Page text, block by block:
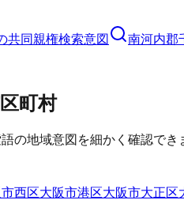
共同親権検索意図 南河内郡
町村
の地域意図を細かく確認でき
西区大阪市港区大阪市大正区